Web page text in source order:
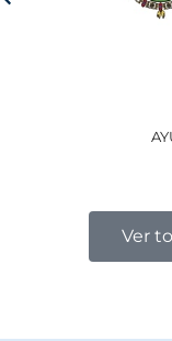
Ver